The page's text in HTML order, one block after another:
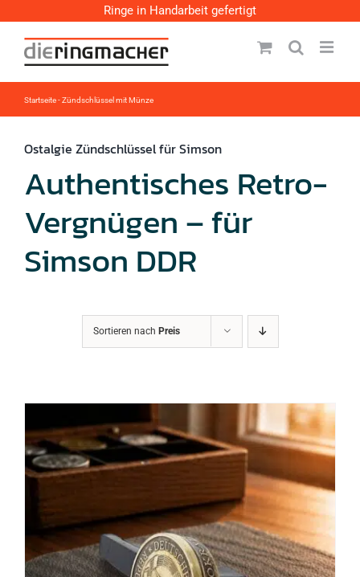
Ringe in Handarbeit gefertigt
Inhalt
springen
Startseite-Zündschlüssel mit Münze
Ostalgie Zündschlüssel für Simson
Authentisches Retro-
Vergnügen – für
Simson DDR
Sortieren nach Preis